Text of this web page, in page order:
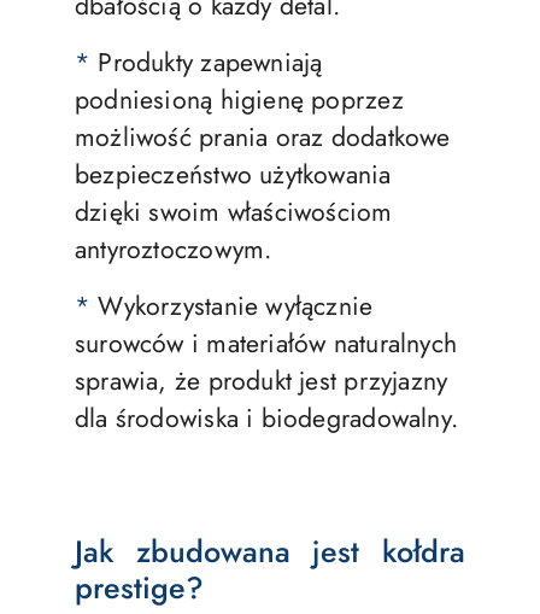
* Produkty zapewniają
podniesioną higienę poprzez
możliwość prania oraz dodatkowe
bezpieczeństwo użytkowania
dzięki swoim właściwościom
antyroztoczowym.
* Wykorzystanie wyłącznie
surowców i materiałów naturalnych
sprawia, że produkt jest przyjazny
dla środowiska i biodegradowalny.
Jak zbudowana jest kołdra
prestige?